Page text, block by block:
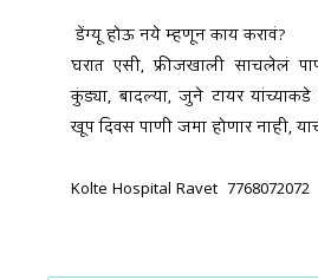
डेंग्यू होऊ नये म्हणून काय करावं?
घरात एसी, फ्रीजखाली साचलेलं
कुंड्या, बादल्या, जुने टायर
खूप दिवस पाणी जमा होणार नाही,
Kolte Hospital Ravet  7768072072